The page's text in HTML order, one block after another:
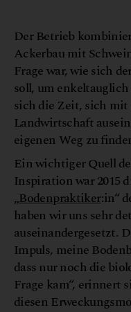
Der Betrieb
Ackerbau mit
Frage war, wie sich
soll, um
sich die Zeit, sich
Landwirtschaft
eigenen Weg zu
Ein wichtiger Quell
Inspiration war 2015
„Bodenpraktiker:in“
haben wir uns sehr
auseinandergesetzt.
Impuls, meine
dass nur noch die
Frage kam“, erinnert
diesen